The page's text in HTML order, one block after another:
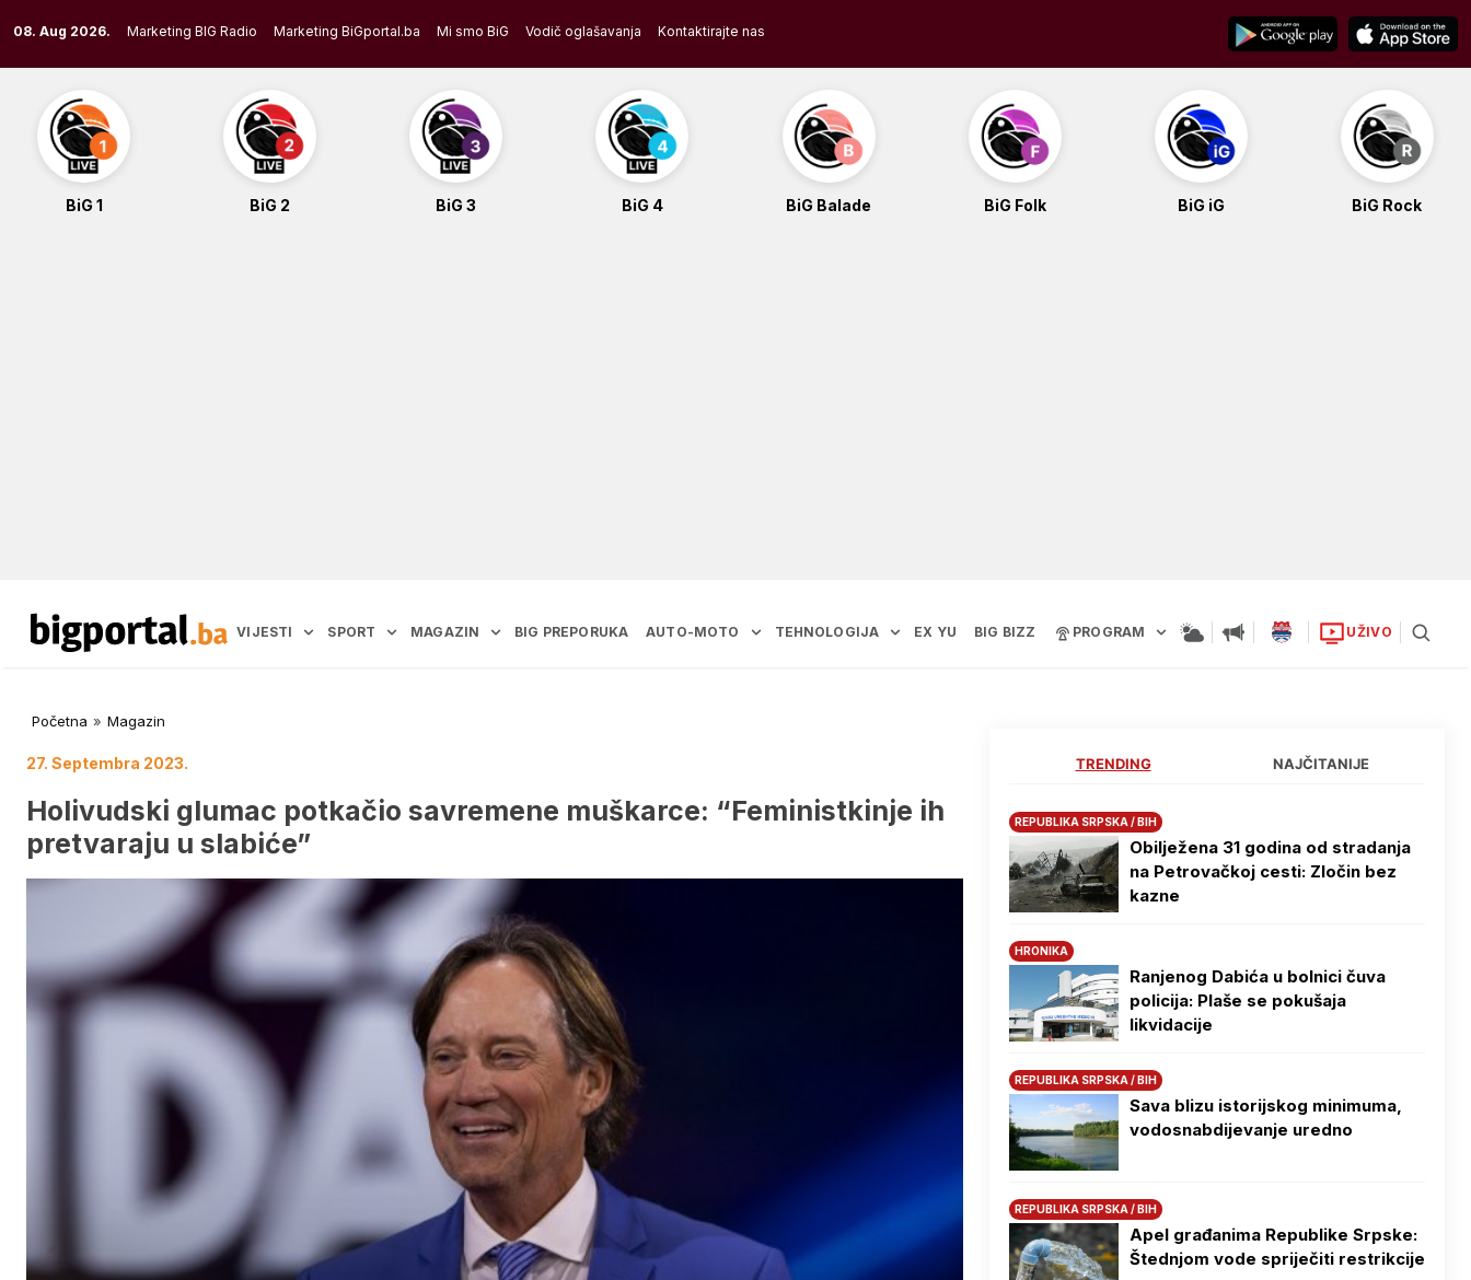
to
content
08. Aug 2026. Marketing BIG Radio Marketing BiGportal.ba Mi smo BiG Vodič oglašavanja Kontaktirajte nas
BiG 1 BiG 2 BiG 3 BiG 4 BiG Balade BiG Folk BiG iG BiG Rock
VIJESTI SPORT MAGAZIN BIG PREPORUKA AUTO-MOTO TEHNOLOGIJA EX YU BIG BIZZ PROGRAM UŽIVO
Početna » Magazin
27. Septembra 2023.
Holivudski glumac potkačio savremene muškarce: “Feministkinje ih
pretvaraju u slabiće”
TRENDING NAJČITANIJE
REPUBLIKA SRPSKA / BIH
Obilježena 31 godina od stradanja
na Petrovačkoj cesti: Zločin bez
kazne
HRONIKA
Ranjenog Dabića u bolnici čuva
policija: Plaše se pokušaja
likvidacije
REPUBLIKA SRPSKA / BIH
Sava blizu istorijskog minimuma,
vodosnabdijevanje uredno
REPUBLIKA SRPSKA / BIH
Apel građanima Republike Srpske:
Štednjom vode spriječiti restrikcije